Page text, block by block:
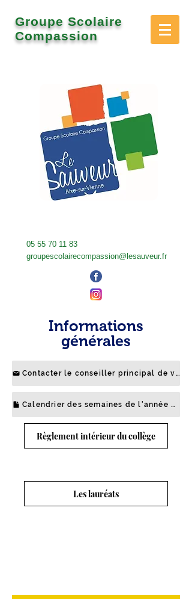
Groupe Scolaire
Compassion
05 55 70 11 83
groupescolairecompassion@lesauveur.fr
Informations
générales
Contacter le conseiller principal de vie scolaire
Calendrier des semaines de l'année en cours
Règlement intérieur du collège
Les lauréats